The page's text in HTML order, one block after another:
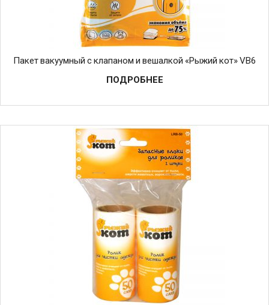
Пакет вакуумный с клапаном и вешалкой «Рыжий кот» VB6
ПОДРОБНЕЕ